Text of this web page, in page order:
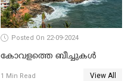
Posted On 22-09-2024
കോവളത്തെ ബീച്ചുകൾ
1 Min Read View All